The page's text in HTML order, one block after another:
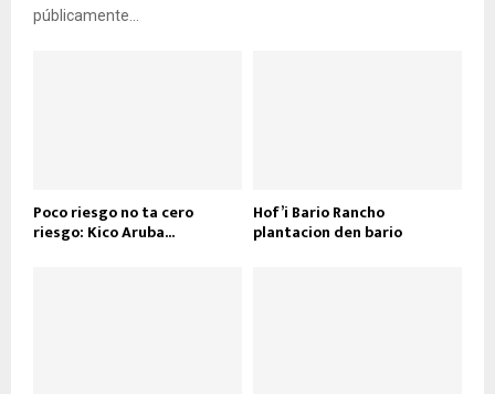
públicamente...
Poco riesgo no ta cero
riesgo: Kico Aruba...
Hof’i Bario Rancho
plantacion den bario